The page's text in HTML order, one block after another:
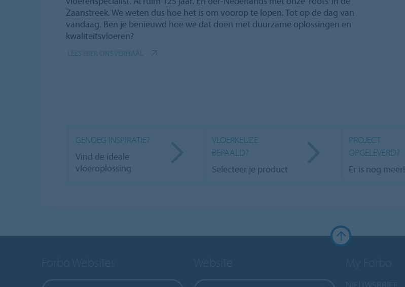
Zaanstreek. We weten dus hoe het is om voorop te lopen. Tot op de dag van
vandaag. Ben je benieuwd hoe we dat doen met duurzame oplossingen en
kwaliteitsvloeren?
GENOEG INSPIRATIE?
Vind de ideale
vloeroplossing
VLOERKEUZE
BEPAALD?
Selecteer je product
PROJECT
OPGELEVERD?
Er is nog meer!